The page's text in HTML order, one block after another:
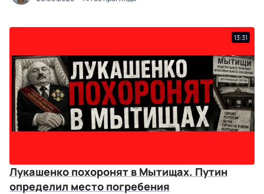
13:31
Лукашенко похоронят в Мытищах. Путин
определил место погребения